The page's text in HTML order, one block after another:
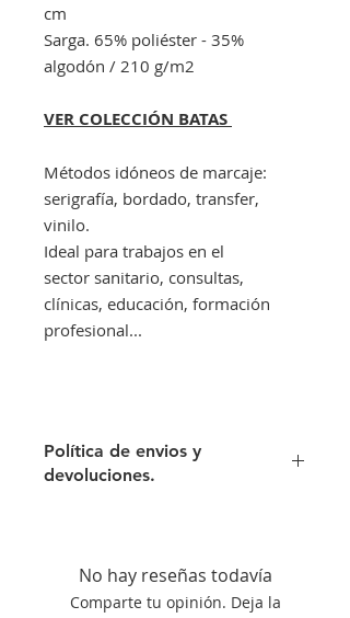
cm
Sarga. 65% poliéster - 35%
algodón / 210 g/m2
VER COLECCIÓN BATAS
Métodos idóneos de marcaje:
serigrafía, bordado, transfer,
vinilo.
Ideal para trabajos en el
sector sanitario, consultas,
clínicas, educación, formación
profesional...
Política de envios y
devoluciones.
concepto de transporte.
Si no queda satisfecho con su
No hay reseñas todavía
Comparte tu opinión. Deja la